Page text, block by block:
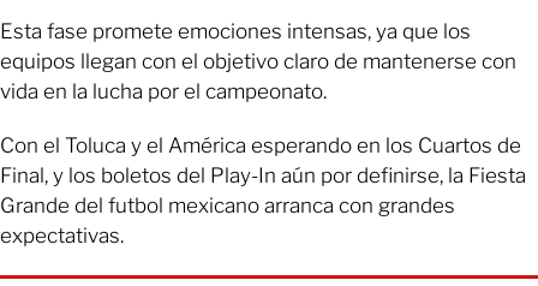
Esta fase promete emociones intensas, ya que los
equipos llegan con el objetivo claro de mantenerse con
vida en la lucha por el campeonato.
Con el Toluca y el América esperando en los Cuartos de
Final, y los boletos del Play-In aún por definirse, la Fiesta
Grande del futbol mexicano arranca con grandes
expectativas.